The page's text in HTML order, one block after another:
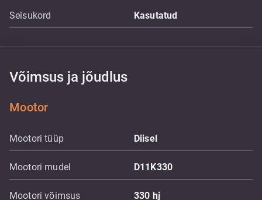
Seisukord Kasutatud
Võimsus ja jõudlus
Mootor
Mootori tüüp Diisel
Mootori mudel D11K330
Mootori võimsus 330 hj